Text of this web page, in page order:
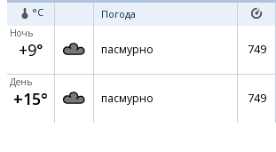
°C Погода
Ночь
+9° пасмурно 749
День
+15° пасмурно 749